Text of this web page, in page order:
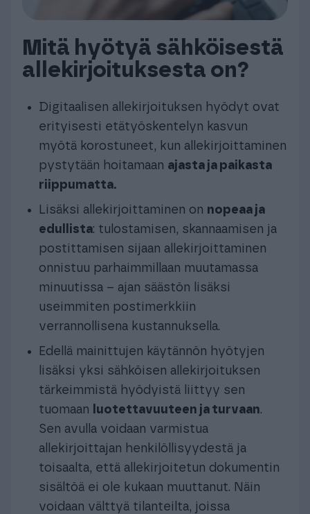
Mitä hyötyä sähköisestä
allekirjoituksesta on?
Digitaalisen allekirjoituksen hyödyt ovat
erityisesti etätyöskentelyn kasvun
myötä korostuneet, kun allekirjoittaminen
pystytään hoitamaan ajasta ja paikasta
riippumatta.
Lisäksi allekirjoittaminen on nopeaa ja
edullista: tulostamisen, skannaamisen ja
postittamisen sijaan allekirjoittaminen
onnistuu parhaimmillaan muutamassa
minuutissa – ajan säästön lisäksi
useimmiten postimerkkiin
verrannollisena kustannuksella.
Edellä mainittujen käytännön hyötyjen
lisäksi yksi sähköisen allekirjoituksen
tärkeimmistä hyödyistä liittyy sen
tuomaan
luotettavuuteen ja turvaan.
Sen avulla voidaan varmistua
allekirjoittajan henkilöllisyydestä ja
toisaalta, että allekirjoitetun dokumentin
sisältöä ei ole kukaan muuttanut. Näin
voidaan välttyä tilanteilta, joissa